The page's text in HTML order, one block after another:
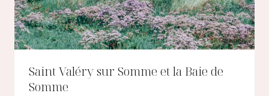
Saint Valéry sur Somme et la Baie de
Somme